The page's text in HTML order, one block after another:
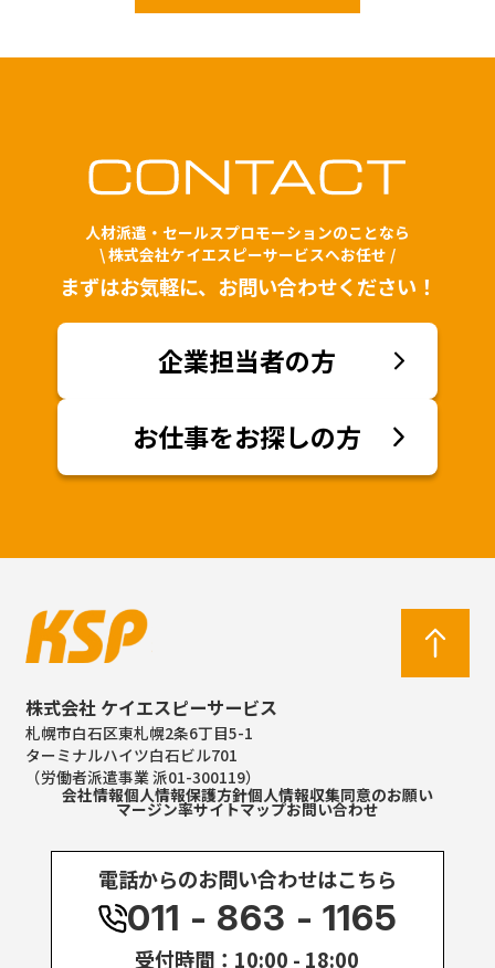
人材派遣・セールスプロモーションのことなら
\ 株式会社ケイエスピーサービスへお任せ /
まずはお気軽に、お問い合わせください！
企業担当者の方
お仕事をお探しの方
株式会社 ケイエスピーサービス
札幌市白石区東札幌2条6丁目5-1
ターミナルハイツ白石ビル701
（労働者派遣事業 派01-300119）
会社情報個人情報保護方針個人情報収集同意のお願い
マージン率サイトマップお問い合わせ
電話からのお問い合わせはこちら
011 - 863 - 1165
受付時間：10:00 - 18:00